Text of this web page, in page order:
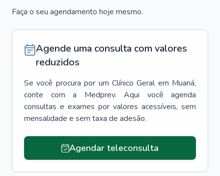
Faça o seu agendamento hoje mesmo.
Agende uma consulta com valores
reduzidos
Se você procura por um Clínico Geral em Muaná,
conte com a Medprev. Aqui você agenda
consultas e exames por valores acessíveis, sem
mensalidade e sem taxa de adesão.
Agendar teleconsulta